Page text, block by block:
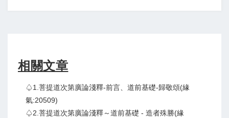
相關文章
♤1.菩提道次第廣論淺釋-前言、道前基礎-歸敬頌(緣
氣:20509)
♤2.菩提道次第廣論淺釋～道前基礎 - 造者殊勝(緣